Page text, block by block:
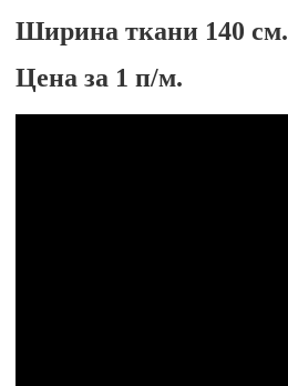
Ширина ткани 140 см.
Цена за 1 п/м.